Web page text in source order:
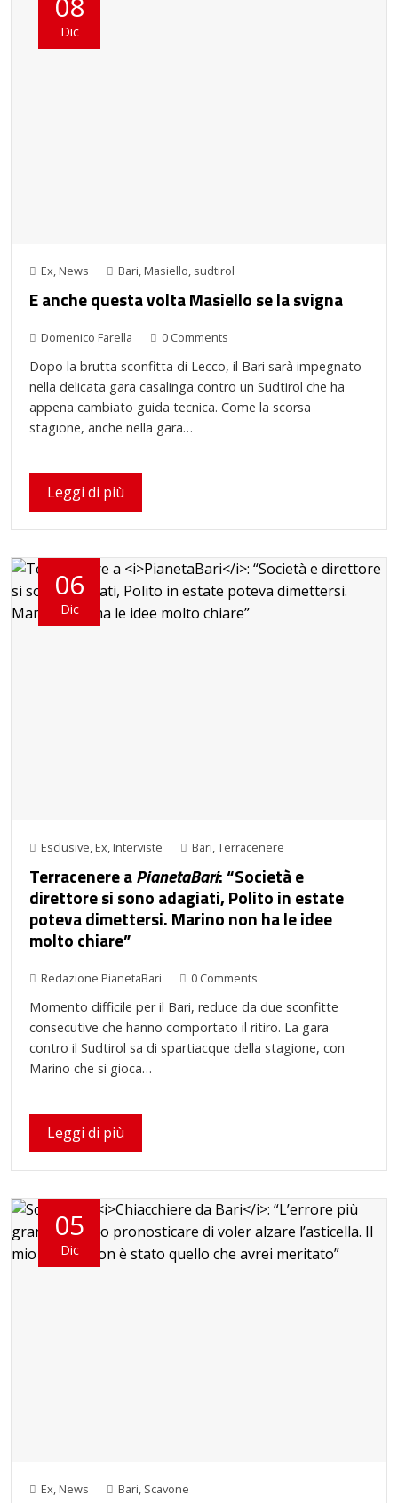
Dic
Ex, News Bari, Masiello, sudtirol
E anche questa volta Masiello se la svigna
Domenico Farella 0 Comments
Dopo la brutta sconfitta di Lecco, il Bari sarà impegnato
nella delicata gara casalinga contro un Sudtirol che ha
appena cambiato guida tecnica. Come la scorsa
stagione, anche nella gara…
Leggi di più
06
Dic
Esclusive, Ex, Interviste Bari,Terracenere
Terracenere aPianetaBari: “Società e
direttore si sono adagiati, Polito in estate
poteva dimettersi. Marino non ha le idee
molto chiare”
Redazione PianetaBari 0 Comments
Momento difficile per il Bari, reduce da due sconfitte
consecutive che hanno comportato il ritiro. La gara
contro il Sudtirol sa di spartiacque della stagione, con
Marino che si gioca…
Leggi di più
05
Dic
Ex News Bari Scavone